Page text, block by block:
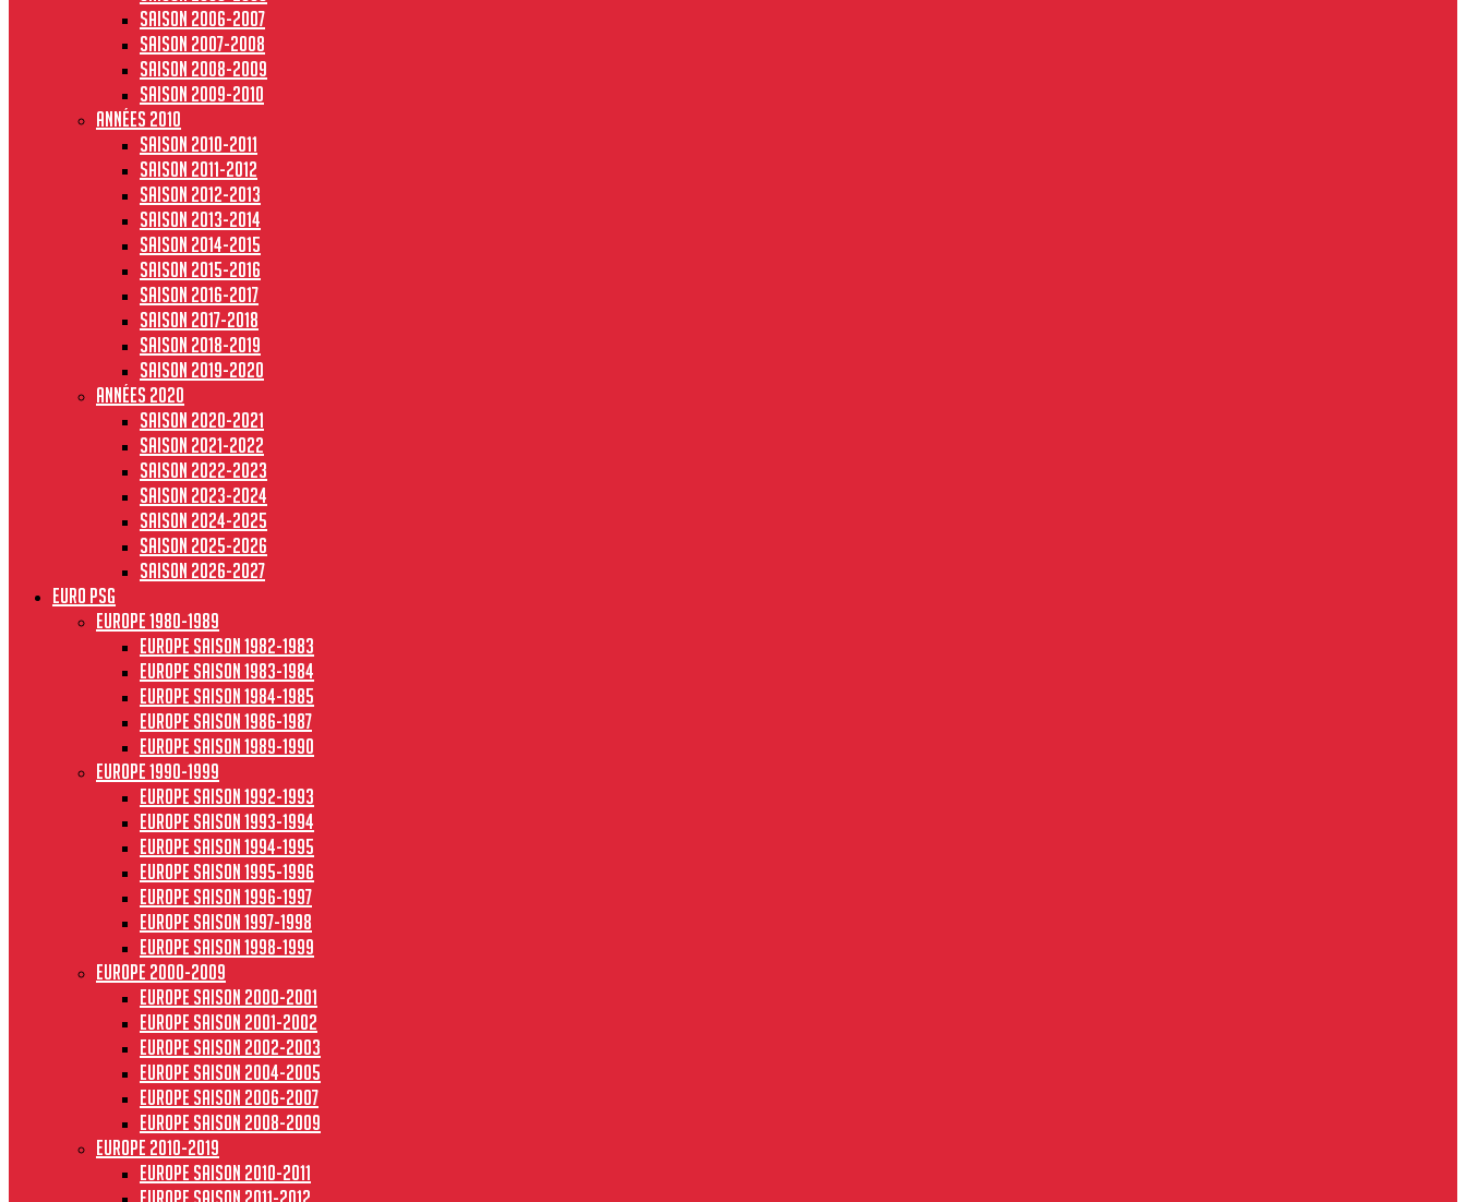
Saison 2006-2007
Saison 2007-2008
Saison 2008-2009
Saison 2009-2010
Années 2010
Saison 2010-2011
Saison 2011-2012
Saison 2012-2013
Saison 2013-2014
Saison 2014-2015
Saison 2015-2016
Saison 2016-2017
Saison 2017-2018
Saison 2018-2019
Saison 2019-2020
Années 2020
Saison 2020-2021
Saison 2021-2022
Saison 2022-2023
Saison 2023-2024
Saison 2024-2025
Saison 2025-2026
Saison 2026-2027
Euro PSG
Europe 1980-1989
Europe saison 1982-1983
Europe Saison 1983-1984
Europe saison 1984-1985
Europe saison 1986-1987
Europe saison 1989-1990
Europe 1990-1999
Europe saison 1992-1993
Europe saison 1993-1994
Europe saison 1994-1995
Europe saison 1995-1996
Europe saison 1996-1997
Europe Saison 1997-1998
Europe saison 1998-1999
Europe 2000-2009
Europe saison 2000-2001
Europe saison 2001-2002
Europe saison 2002-2003
Europe saison 2004-2005
Europe saison 2006-2007
Europe saison 2008-2009
Europe 2010-2019
Europe saison 2010-2011